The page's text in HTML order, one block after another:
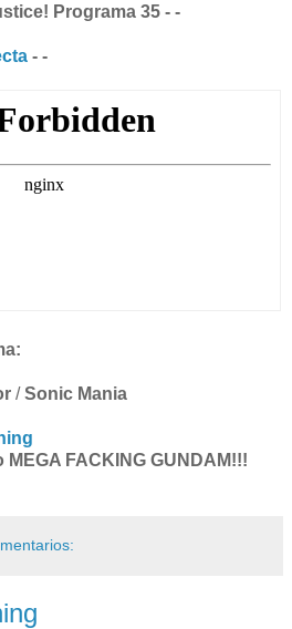
Programa 35 - -
- -
/Sonic Mania
FACKING GUNDAM!!!